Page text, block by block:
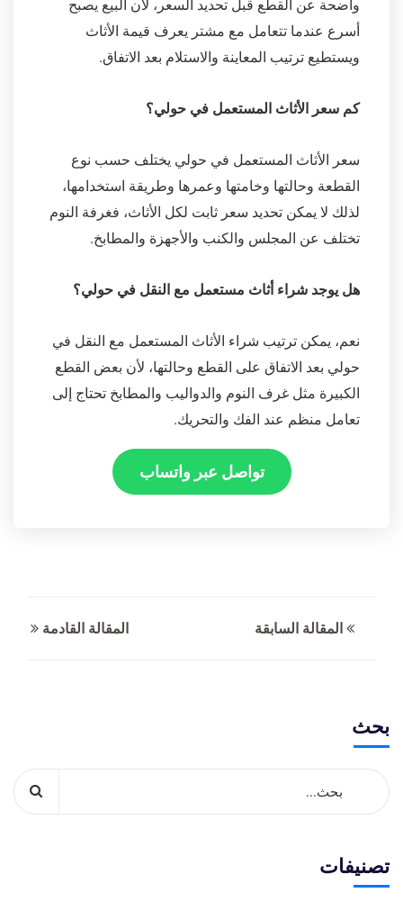
واضحة عن القطع قبل تحديد السعر، لأن البيع يصبح
أسرع عندما تتعامل مع مشتر يعرف قيمة الأثاث
ويستطيع ترتيب المعاينة والاستلام بعد الاتفاق.
كم سعر الأثاث المستعمل في حولي؟
سعر الأثاث المستعمل في حولي يختلف حسب نوع
القطعة وحالتها وخامتها وعمرها وطريقة استخدامها،
لذلك لا يمكن تحديد سعر ثابت لكل الأثاث، فغرفة النوم
تختلف عن المجلس والكنب والأجهزة والمطابخ.
هل يوجد شراء أثاث مستعمل مع النقل في حولي؟
نعم، يمكن ترتيب شراء الأثاث المستعمل مع النقل في
حولي بعد الاتفاق على القطع وحالتها، لأن بعض القطع
الكبيرة مثل غرف النوم والدواليب والمطابخ تحتاج إلى
تعامل منظم عند الفك والتحريك.
تواصل عبر واتساب
المقالة السابقة المقالة القادمة
بحث
تصنيفات